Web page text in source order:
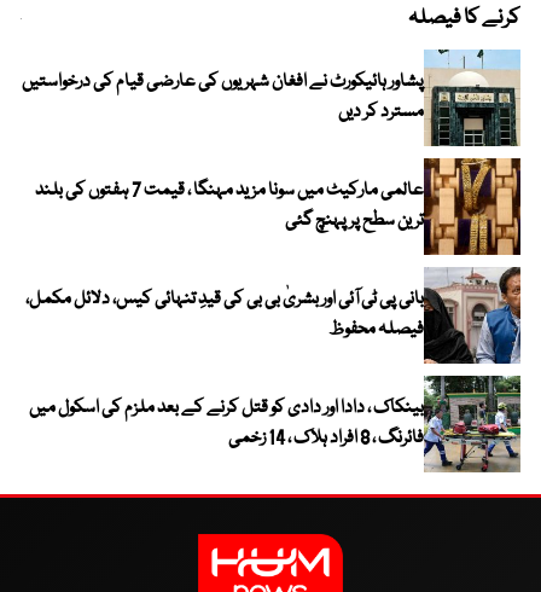
کرنے کا فیصلہ
پشاور ہائیکورٹ نے افغان شہریوں کی عارضی قیام کی درخواستیں
مسترد کر دیں
عالمی مارکیٹ میں سونا مزید مہنگا ، قیمت 7 ہفتوں کی بلند
ترین سطح پر پہنچ گئی
بانی پی ٹی آئی اور بشریٰ بی بی کی قیدِ تنہائی کیس، دلائل مکمل،
فیصلہ محفوظ
بینکاک ، دادا اور دادی کو قتل کرنے کے بعد ملزم کی اسکول میں
فائرنگ ، 8 افراد ہلاک ، 14 زخمی